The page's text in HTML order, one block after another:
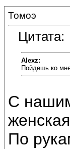
Томоэ
Цитата:
Alexz:
Пойдешь ко
С
По